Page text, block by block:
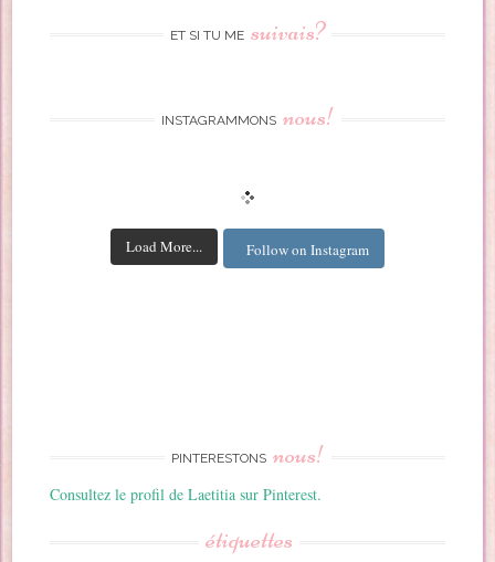
ET SI TU ME suivais?
INSTAGRAMMONS nous!
Load More... Follow on Instagram
PINTERESTONS nous!
Consultez le profil de Laetitia sur Pinterest.
étiquettes